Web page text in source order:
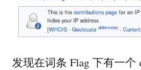
发现在词条 Flag 下有一个